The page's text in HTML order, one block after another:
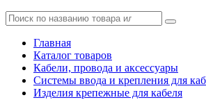
Главная
Каталог товаров
Кабели, провода и аксессуары
Системы ввода и крепления для
Изделия крепежные для кабеля